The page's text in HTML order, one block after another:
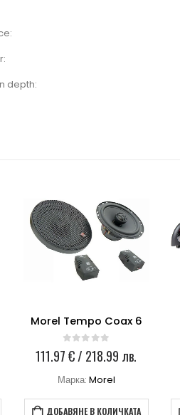
depth:
Morel Tempo Coax 6
0 out of 5
111.97€/ 218.99 лв.
Марка: Morel
ДОБАВЯНЕ В КОЛИЧКАТА